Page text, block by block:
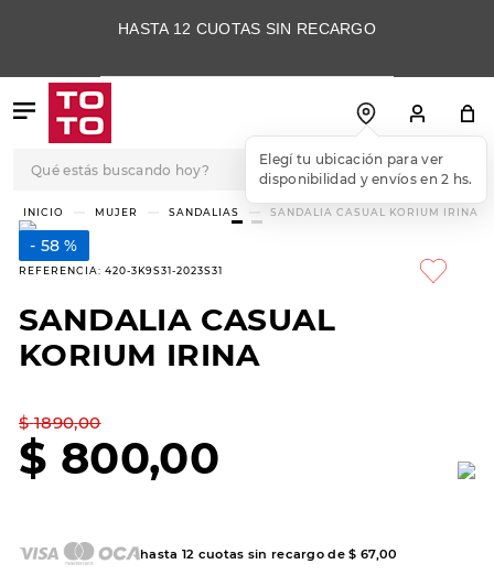
HASTA 12 CUOTAS SIN RECARGO
Elegí tu ubicación para ver
disponibilidad y envíos en 2 hs.
MUJER SANDALIAS SANDALIA CASUAL KORIUM IRINA
58 %
REFERENCIA: 420-3K9S31-2023S31
SANDALIA CASUAL
KORIUM IRINA
$ 1890,00
$ 800,00
hasta 12 cuotas sin recargo de$ 67, 00
TÉRMINOS MÁS
BUSCADOS